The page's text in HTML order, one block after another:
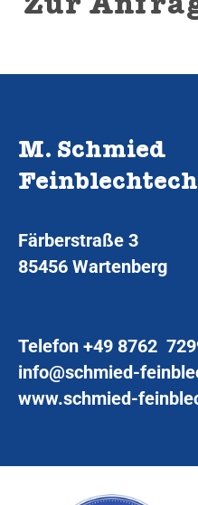
Zur
M. Schmied
Färberstraße 3
85456 Wartenberg
Telefon +49 8762
info@schmied-
www.schmied-